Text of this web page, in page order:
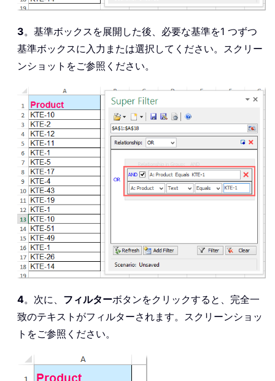
3。基準ボックスを展開した後、必要な基準を1 つずつ
基準ボックスに入力または選択してください。スクリー
ンショットをご参照ください。
4。次に、 フィルターボタンをクリックすると、完全一
致のテキストがフィルターされます。スクリーンショッ
トをご参照ください。